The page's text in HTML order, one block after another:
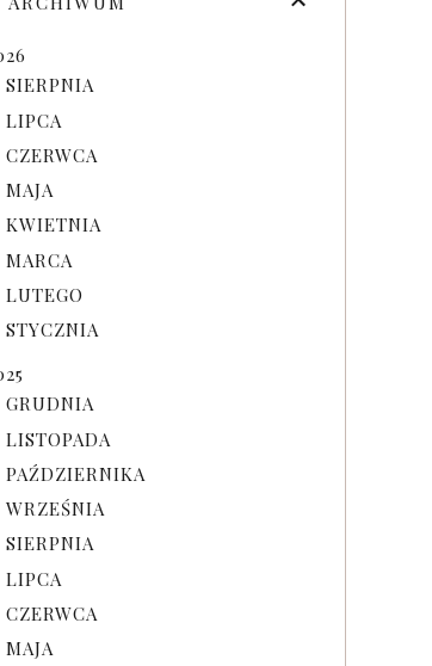
SIERPNIA
LIPCA
CZERWCA
MAJA
KWIETNIA
MARCA
LUTEGO
STYCZNIA
GRUDNIA
LISTOPADA
PAŹDZIERNIKA
WRZEŚNIA
SIERPNIA
LIPCA
CZERWCA
MAJA